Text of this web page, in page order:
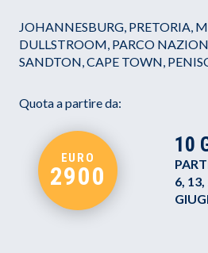
JOHANNESBURG, PRETORIA,
DULLSTROOM, PARCO
SANDTON, CAPE TOWN,
Quota a partire da:
EURO
2900
10
6,